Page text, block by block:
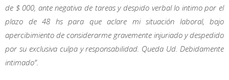
de $ 000, ante negativa de tareas y despido verbal lo intimo por el
plazo de 48 hs para que aclare mi situación laboral, bajo
apercibimiento de considerarme gravemente injuriado y despedido
por su exclusiva culpa y responsabilidad. Queda Ud. Debidamente
intimado”.